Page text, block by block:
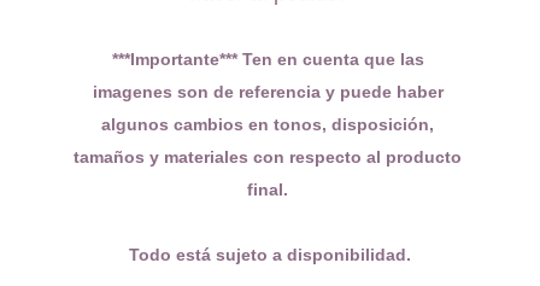
***Importante*** Ten en cuenta que las
imagenes son de referencia y puede haber
algunos cambios en tonos, disposición,
tamaños y materiales con respecto al producto
final.
Todo está sujeto a disponibilidad.